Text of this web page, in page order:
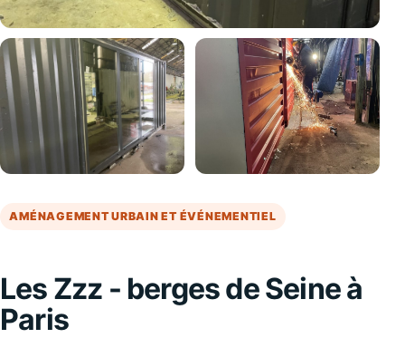
AMÉNAGEMENT URBAIN ET ÉVÉNEMENTIEL
Les Zzz - berges de Seine à
Paris